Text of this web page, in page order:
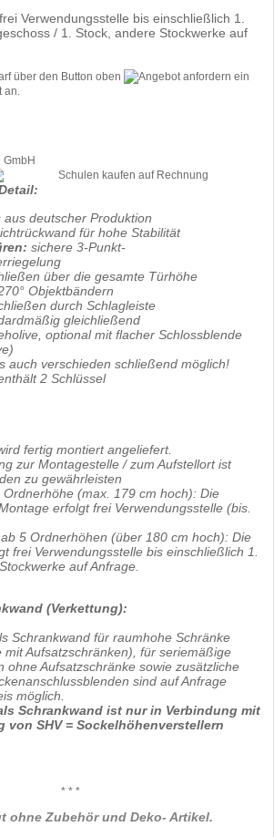
Verwendungsstelle bis einschließlich 1.
/ 1. Stock, andere Stockwerke auf
über den Button oben
ein
an.
GmbH
aus deutscher Produktion
für hohe Stabilität
sichere 3-Punkt-
über die gesamte Türhöhe
Objektbändern
durch Schlagleiste
gleichließend
optional mit flacher Schlossblende
auch verschieden schließend möglich!
2 Schlüssel
fertig montiert angeliefert.
zur Montagestelle / zum Aufstellort ist
zu gewährleisten
Ordnerhöhe (max. 179 cm hoch): Die
erfolgt frei Verwendungsstelle (bis.
5 Ordnerhöhen (über 180 cm hoch): Die
frei Verwendungsstelle bis einschließlich 1.
auf Anfrage.
(Verkettung):
Schrankwand für raumhohe Schränke
mit Aufsatzschränken), für seriemäßige
ohne Aufsatzschränke sowie zusätzliche
sind auf Anfrage
möglich.
Schrankwand ist nur in Verbindung mit
von SHV = Sockelhöhenverstellern
* * *
ohne Zubehör und Deko- Artikel.